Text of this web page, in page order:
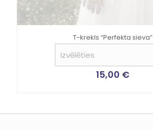
T-krekls “Perfekta sieva”
15,00 €